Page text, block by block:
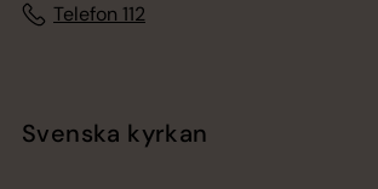
Telefon 112
Svenska kyrkan